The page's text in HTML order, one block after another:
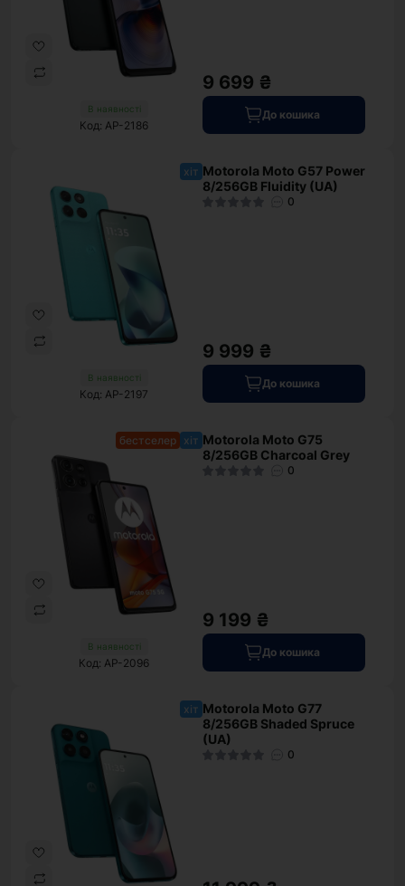
В наявності
Код: AP-2186
9 699 ₴
До кошика
хіт
В наявності
Код: AP-2197
Motorola Moto G57 Power
8/256GB Fluidity (UA)
0
9 999 ₴
До кошика
бестселер хіт
В наявності
Код: AP-2096
Motorola Moto G75
8/256GB Charcoal Grey
0
9 199 ₴
До кошика
хіт Motorola Moto G77
8/256GB Shaded Spruce
(UA)
0